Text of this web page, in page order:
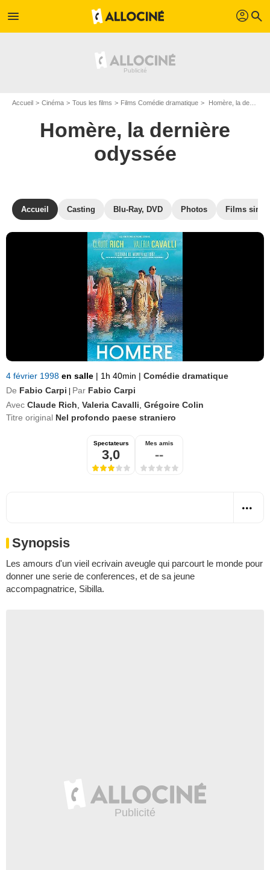
menu profil search
Accueil Cinéma Tous les films Films Comédie dramatique Homère, la dernière odyssée de Fabio Carpi
Homère, la dernière
odyssée
Accueil Casting Blu-Ray, DVD Photos Films
4 février 1998 en salle | 1h 40min | Comédie dramatique
De Fabio Carpi Par Fabio Carpi
Avec Claude Rich Valeria Cavalli Grégoire Colin
Titre original Nel profondo paese straniero
Spectateurs
3,0
Mes amis
--
Synopsis
Les amours d'un vieil ecrivain aveugle qui parcourt le monde pour
donner une serie de conferences, et de sa jeune
accompagnatrice, Sibilla.